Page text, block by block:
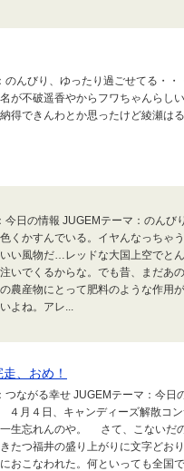
のんびり、ゆったり過ごせてる・
が不破遥香やからフワちゃんらし
得できんわとか思ったけど綾瀬は
今日の情報 JUGEMテーマ：のんび
くかすんでいる。イヤんなっちゃ
い風物だ…レッドな大国上空でと
いでくるからな。でも昔、まだあ
農産物にとって肥料のような作用
よね。アレ...
、おめ！
つながる幸せ JUGEMテーマ：今
月４日、キャンディーズ解散コ
生忘れんのや。 さて、こないだ
たつ福井の盛り上がりに文字どお
おこなわれた。何といっても全国